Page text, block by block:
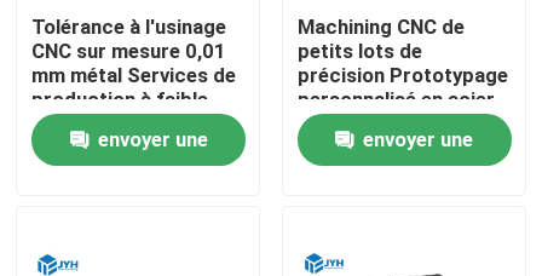
Services
Exposition de VR
Au sujet de nous
Tolérance à l'usinage
CNC sur mesure 0,01
mm métal Services de
production à faible
volume
envoyer une
Machining CNC de
petits lots de
précision Prototypage
personnalisé en acier
inoxydable
envoyer une